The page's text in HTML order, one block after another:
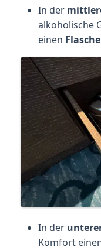
In der
alkoholische
einen
In der
Komfort